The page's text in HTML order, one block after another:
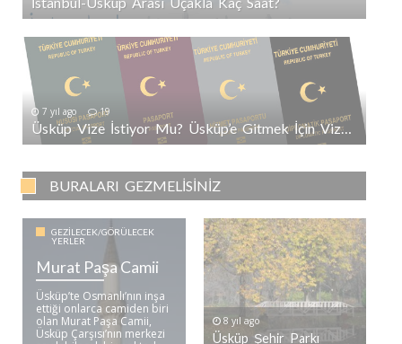
7 yıl ago 19
Üsküp Vize İstiyor Mu? Üsküp’e Gitmek İçin Vize Gerekli Mi?
BURALARI GEZMELISINIZ
GEZILECEK/GÖRÜLECEK
YERLER
Murat Paşa Camii
Üsküp’te Osmanlı’nın inşa
ettiği onlarca camiden biri
olan Murat Paşa Camii,
Üsküp Çarşısı’nın merkezi
8 yıl ago
Üsküp Şehir Parkı